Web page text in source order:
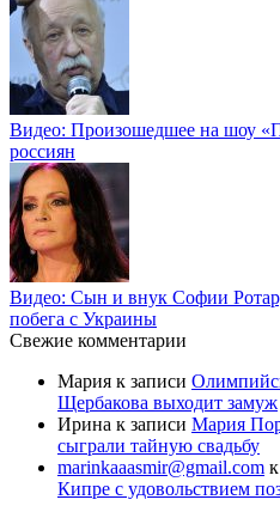
Видео: Произошедшее на шоу
россиян
Видео: Сын и внук Софии
побега с Украины
Свежие комментарии
Мария к записи
Щербакова выходит замуж
Ирина к записи Мария
сыграли тайную свадьбу
marinkaaasmir@gmail.com
Кипре с удовольствием